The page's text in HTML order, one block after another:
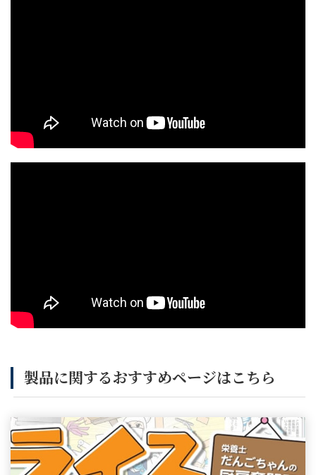
製品に関するおすすめページはこちら